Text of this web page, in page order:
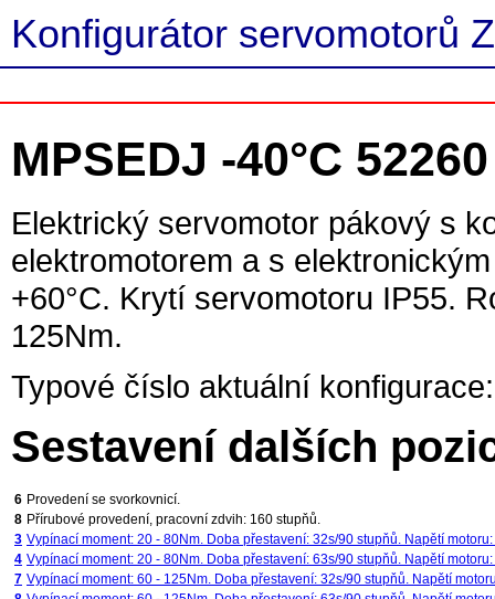
Konfigurátor servomotorů
MPSEDJ -40°C 52260
Elektrický servomotor pákový s
elektromotorem a s
+60°C. Krytí servomotoru IP55.
125Nm.
Typové číslo aktuální konfigurace:
Sestavení dalších
6 Provedení se svorkovnicí.
8 Přírubové provedení, pracovní zdvih: 160 stupňů.
3 Vypínací moment: 20 - 80Nm. Doba přestavení: 32s/90 stupňů. Napětí motoru:
4 Vypínací moment: 20 - 80Nm. Doba přestavení: 63s/90 stupňů. Napětí motoru:
7 Vypínací moment: 60 - 125Nm. Doba přestavení: 32s/90 stupňů. Napětí